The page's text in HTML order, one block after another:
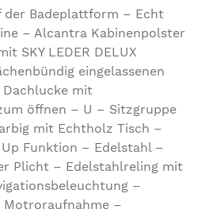
der Badeplattform – Echt
– Alcantra Kabinenpolster
SKY LEDER DELUX
eingelassenen
mit
öffnen – U – Sitzgruppe
mit Echtholz Tisch –
Funktion – Edelstahl –
Plicht – Edelstahlreling mit
–
–